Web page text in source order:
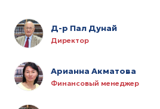
Д-р Пал Дунай
Директор
Арианна Акматова
Финансовый менеджер